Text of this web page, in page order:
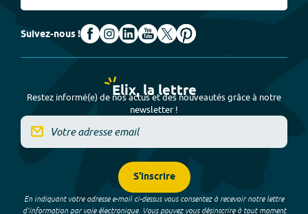
Suivez-nous !
Elix, la lettre
Restez informé(e) de nos actus et des nouveautés grâce à notre
newsletter !
S'inscrire
En indiquant votre adresse e-mail ci-dessus vous consentez à recevoir notre lettre
d’information par voie électronique. Vous pouvez vous désinscrire à tout moment